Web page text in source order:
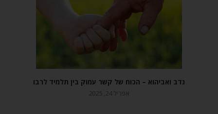
נדב ואביהוא – הכוח של קשר עמוק בין תלמיד לרבו
אפריל 24, 2025